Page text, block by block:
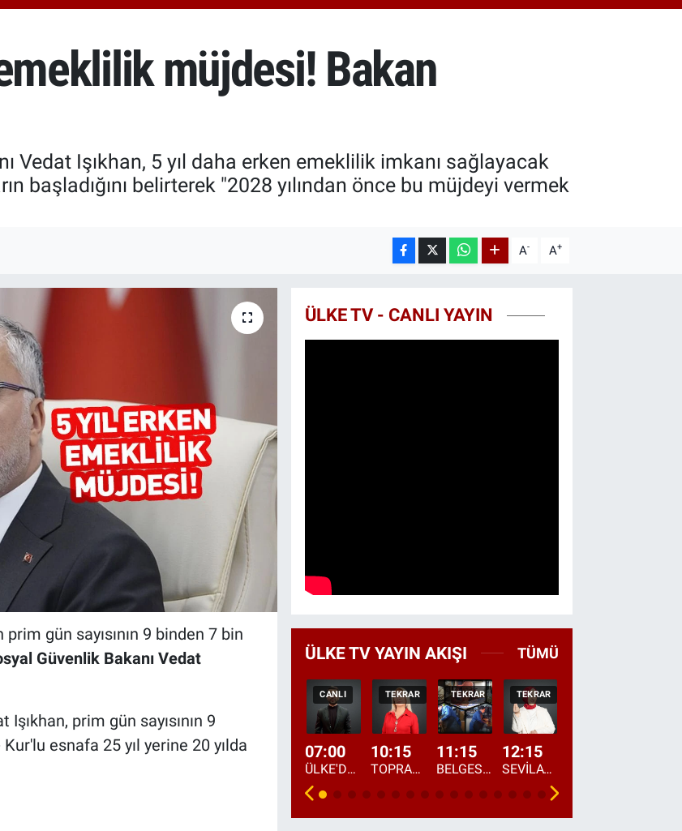
BITCOIN
65.130,04
%1.2
müjdesi! Bakan
Vedat Işıkhan, 5 yıl daha erken emeklilik imkanı sağlayacak
başladığını belirterek "2028 yılından önce bu müjdeyi vermek
A- A+
gün sayısının 9 binden 7 bin
Güvenlik Bakanı Vedat
prim gün sayısının 9
esnafa 25 yıl yerine 20 yılda
ÜLKE TV - CANLI YAYIN
ÜLKE TV YAYIN AKIŞI TÜMÜ
CANLI
07:00
ÜLKE'DE BU SABAH
TEKRAR
10:15
TOPRAKTAN SOFRAYA
TEKRAR
11:15
BELGESEL: "ÜLKE'NİN ALIN TERİ"
TEKRAR
12:15
SEVİLAY SUNGUR İLE ELİMİN BEREKETİ